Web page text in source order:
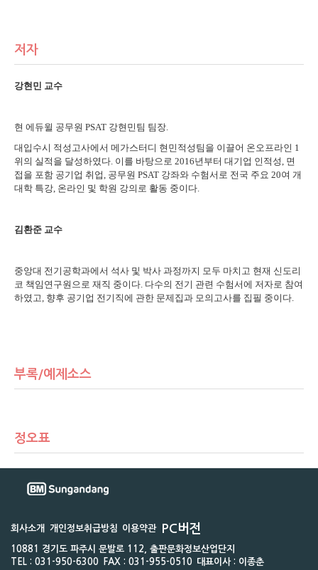
저자
강현민 교수
현 에듀윌 공무원 PSAT 강현민팀 팀장.
대입수시 적성고사에서 메가스터디 현민적성팀을 이끌어 온오프라인 1
위의 실적을 달성하였다. 이를 바탕으로 2016년부터 대기업 인적성, 면
접을 포함 공기업 취업, 공무원 PSAT 강좌와 수험서로 전국 주요 20여 개
대학 특강, 온라인 및 학원 강의로 활동 중이다.
김환준 교수
중앙대 전기공학과에서 석사 및 박사 과정까지 모두 마치고 현재 신도리
코 책임연구원으로 재직 중이다. 다수의 전기 관련 수험서에 저자로 참여
하였고, 향후 공기업 전기직에 관한 문제집과 모의고사를 집필 중이다.
부록/예제소스
정오표
회사소개 개인정보취급방침 이용약관 PC버전
10881 경기도 파주시 문발로 112, 출판문화정보산업단지
TEL : 031-950-6300
FAX : 031-955-0510 대표이사 : 이종춘